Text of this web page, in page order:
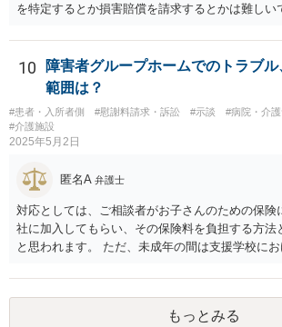
を特定するとか損害賠償を請求するとかは難しい
10
障害者グループホームでのトラブ
範囲は？
#患者・入所者側 #慰謝料請求・訴訟 #示談
#病院・介
#介護施設
2025年5月2日
匿名A 弁護士
対応としては、ご相談者がお子さんのための保険
社に加入してもらい、その保険料を負担する方法
と思われます。 ただ、未成年の間は支援学校に
かは少し調べてみてはいかがでしょうか。 グル
要支援者自身が自立して生活する（その責任も負
とした支援システムなので、今回のように障がい
もっとみる